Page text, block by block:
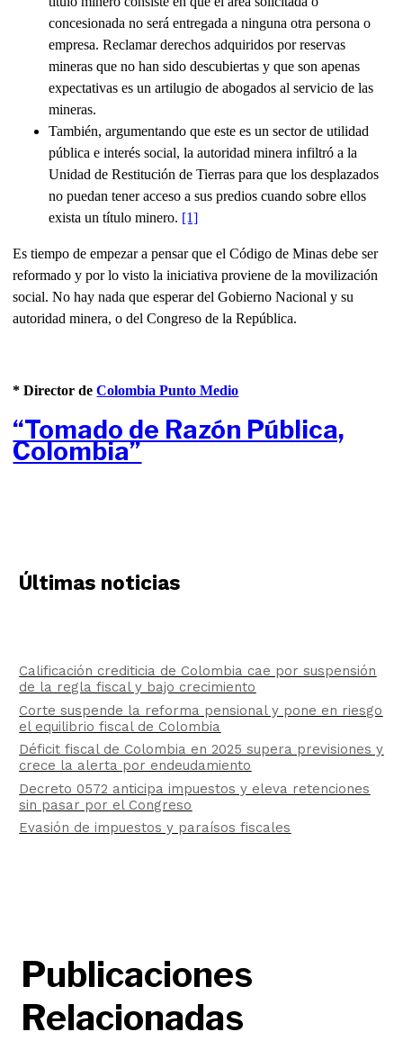
concesionada no será entregada a ninguna otra persona o
empresa. Reclamar derechos adquiridos por reservas
mineras que no han sido descubiertas y que son apenas
expectativas es un artilugio de abogados al servicio de las
mineras.
También, argumentando que este es un sector de utilidad
pública e interés social, la autoridad minera infiltró a la
Unidad de Restitución de Tierras para que los desplazados
no puedan tener acceso a sus predios cuando sobre ellos
exista un título minero. [1]
Es tiempo de empezar a pensar que el Código de Minas debe ser
reformado y por lo visto la iniciativa proviene de la movilización
social. No hay nada que esperar del Gobierno Nacional y su
autoridad minera, o del Congreso de la República.
* Director deColombia Punto Medio
“Tomado de Razón Pública,
Colombia”
Últimas noticias
Calificación crediticia de Colombia cae por suspensión
de la regla fiscal y bajo crecimiento
Corte suspende la reforma pensional y pone en riesgo
el equilibrio fiscal de Colombia
Déficit fiscal de Colombia en 2025 supera previsiones y
crece la alerta por endeudamiento
Decreto 0572 anticipa impuestos y eleva retenciones
sin pasar por el Congreso
Evasión de impuestos y paraísos fiscales
Publicaciones
Relacionadas